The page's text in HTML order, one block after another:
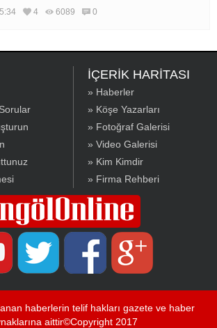
komşuluk hakkından dolayı
hapis cezasına çarptırılabiliyor.
ödemek zorunda da
ve dosya masraflarıyla birlikte
ile karşılaşabiliyor' diye uyardı.
4 6089 0
İÇERİK HARİTASI
» Haberler
» Köşe Yazarları
» Fotoğraf Galerisi
» Video Galerisi
» Kim Kimdir
» Firma Rehberi
haberlerin telif hakları gazete ve haber
aittir©Copyright 2017